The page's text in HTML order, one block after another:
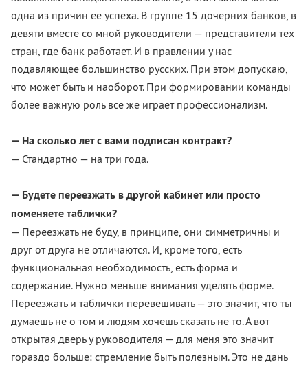
одна из причин ее успеха. В группе 15 дочерних банков, в
девяти вместе со мной руководители — представители тех
стран, где банк работает. И в правлении у нас
подавляющее большинство русских. При этом допускаю,
что может быть и наоборот. При формировании команды
более важную роль все же играет профессионализм.
— На сколько лет с вами подписан контракт?
— Стандартно — на три года.
— Будете переезжать в другой кабинет или просто
поменяете таблички?
— Переезжать не буду, в принципе, они симметричны и
друг от друга не отличаются. И, кроме того, есть
функциональная необходимость, есть форма и
содержание. Нужно меньше внимания уделять форме.
Переезжать и таблички перевешивать — это значит, что ты
думаешь не о том и людям хочешь сказать не то. А вот
открытая дверь у руководителя — для меня это значит
гораздо больше: стремление быть полезным. Это не дань